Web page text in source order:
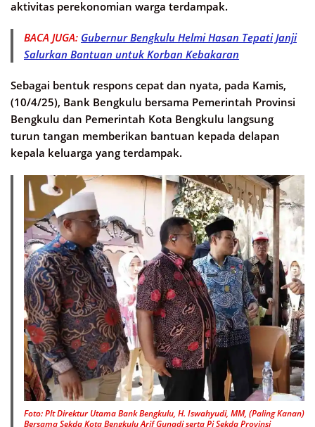
aktivitas perekonomian warga terdampak.
BACA JUGA: Gubernur Bengkulu Helmi Hasan Tepati Janji
Salurkan Bantuan untuk Korban Kebakaran
Sebagai bentuk respons cepat dan nyata, pada Kamis,
(10/4/25), Bank Bengkulu bersama Pemerintah Provinsi
Bengkulu dan Pemerintah Kota Bengkulu langsung
turun tangan memberikan bantuan kepada delapan
kepala keluarga yang terdampak.
Foto: Plt Direktur Utama Bank Bengkulu, H. Iswahyudi, MM, (Paling Kanan)
Bersama Sekda Kota Bengkulu Arif Gunadi serta Pj Sekda Provinsi